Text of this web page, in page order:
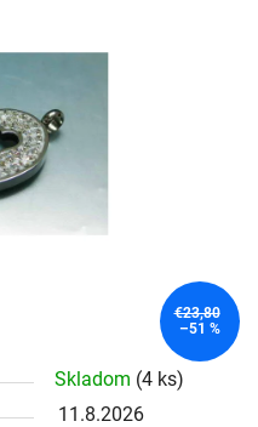
Skladom (4 ks)
11.8.2026
€23,80
–51 %